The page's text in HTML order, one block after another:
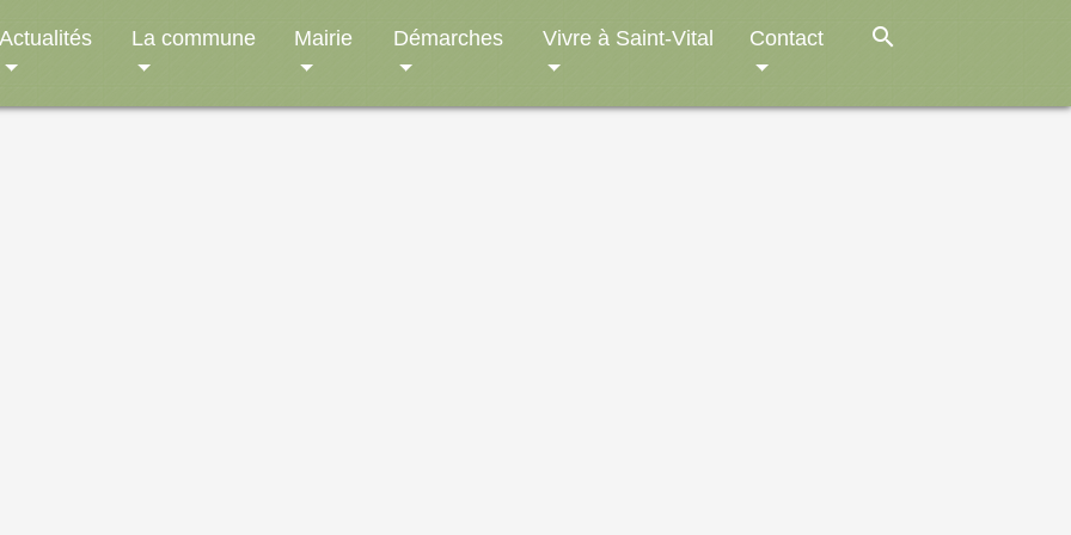
Actualités La commune Mairie Démarches Vivre à Saint-Vital Contact search